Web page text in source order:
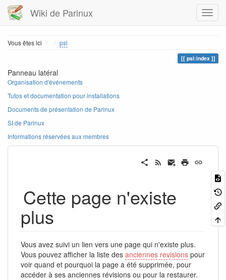
Wiki de Parinux
Vous êtes ici Home
psl
psl:index
Panneau latéral
Organisation d'événements
Tutos et documentation pour installations
Documents de présentation de Parinux
SI de Parinux
Informations réservées aux membres
Cette page n'existe
plus
Vous avez suivi un lien vers une page qui n'existe plus.
Vous pouvez afficher la liste des anciennes revisions pour
voir quand et pourquoi la page a été supprimée, pour
accéder à ses anciennes révisions ou pour la restaurer.